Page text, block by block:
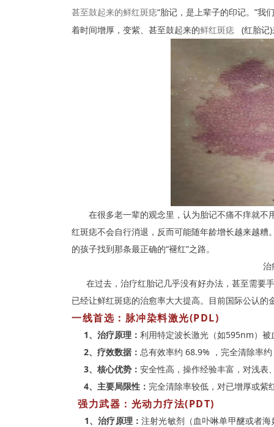
甚至鼓起来的鲜红斑痣“胎记，是上辈子的印记。”我们
着时间增厚，变紫、甚至鼓起来的鲜红斑痣 (红胎记
在很多老一辈的观念里，认为胎记不痛不痒就不
红斑痣不会自行消退，反而可能随年龄增长越来越
的孩子找到那条最正确的“褪红”之路。
治
在过去，治疗红胎记几乎没有好办法，甚至需要
已经让鲜红斑痣的治愈率大大提高。目前国际公认的
一线首选：脉冲染料激光(PDL)
1、治疗原理： 利用特定波长激光（如595nm）被
2、疗效数据： 总有效率约 68.9% ，完全清除率
3、核心优势： 安全性高，操作经验丰富，对浅表
4、主要局限性： 完全清除率较低，对已增厚或紫
强力武器：光动力疗法(PDT)
1、治疗原理： 注射光敏剂（血卟啉单甲醚或者